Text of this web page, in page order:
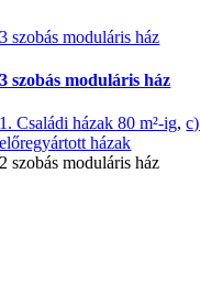
3 szobás moduláris ház
3 szobás moduláris ház
1. Családi házak 80 m²-ig,
előregyártott házak
2 szobás moduláris ház